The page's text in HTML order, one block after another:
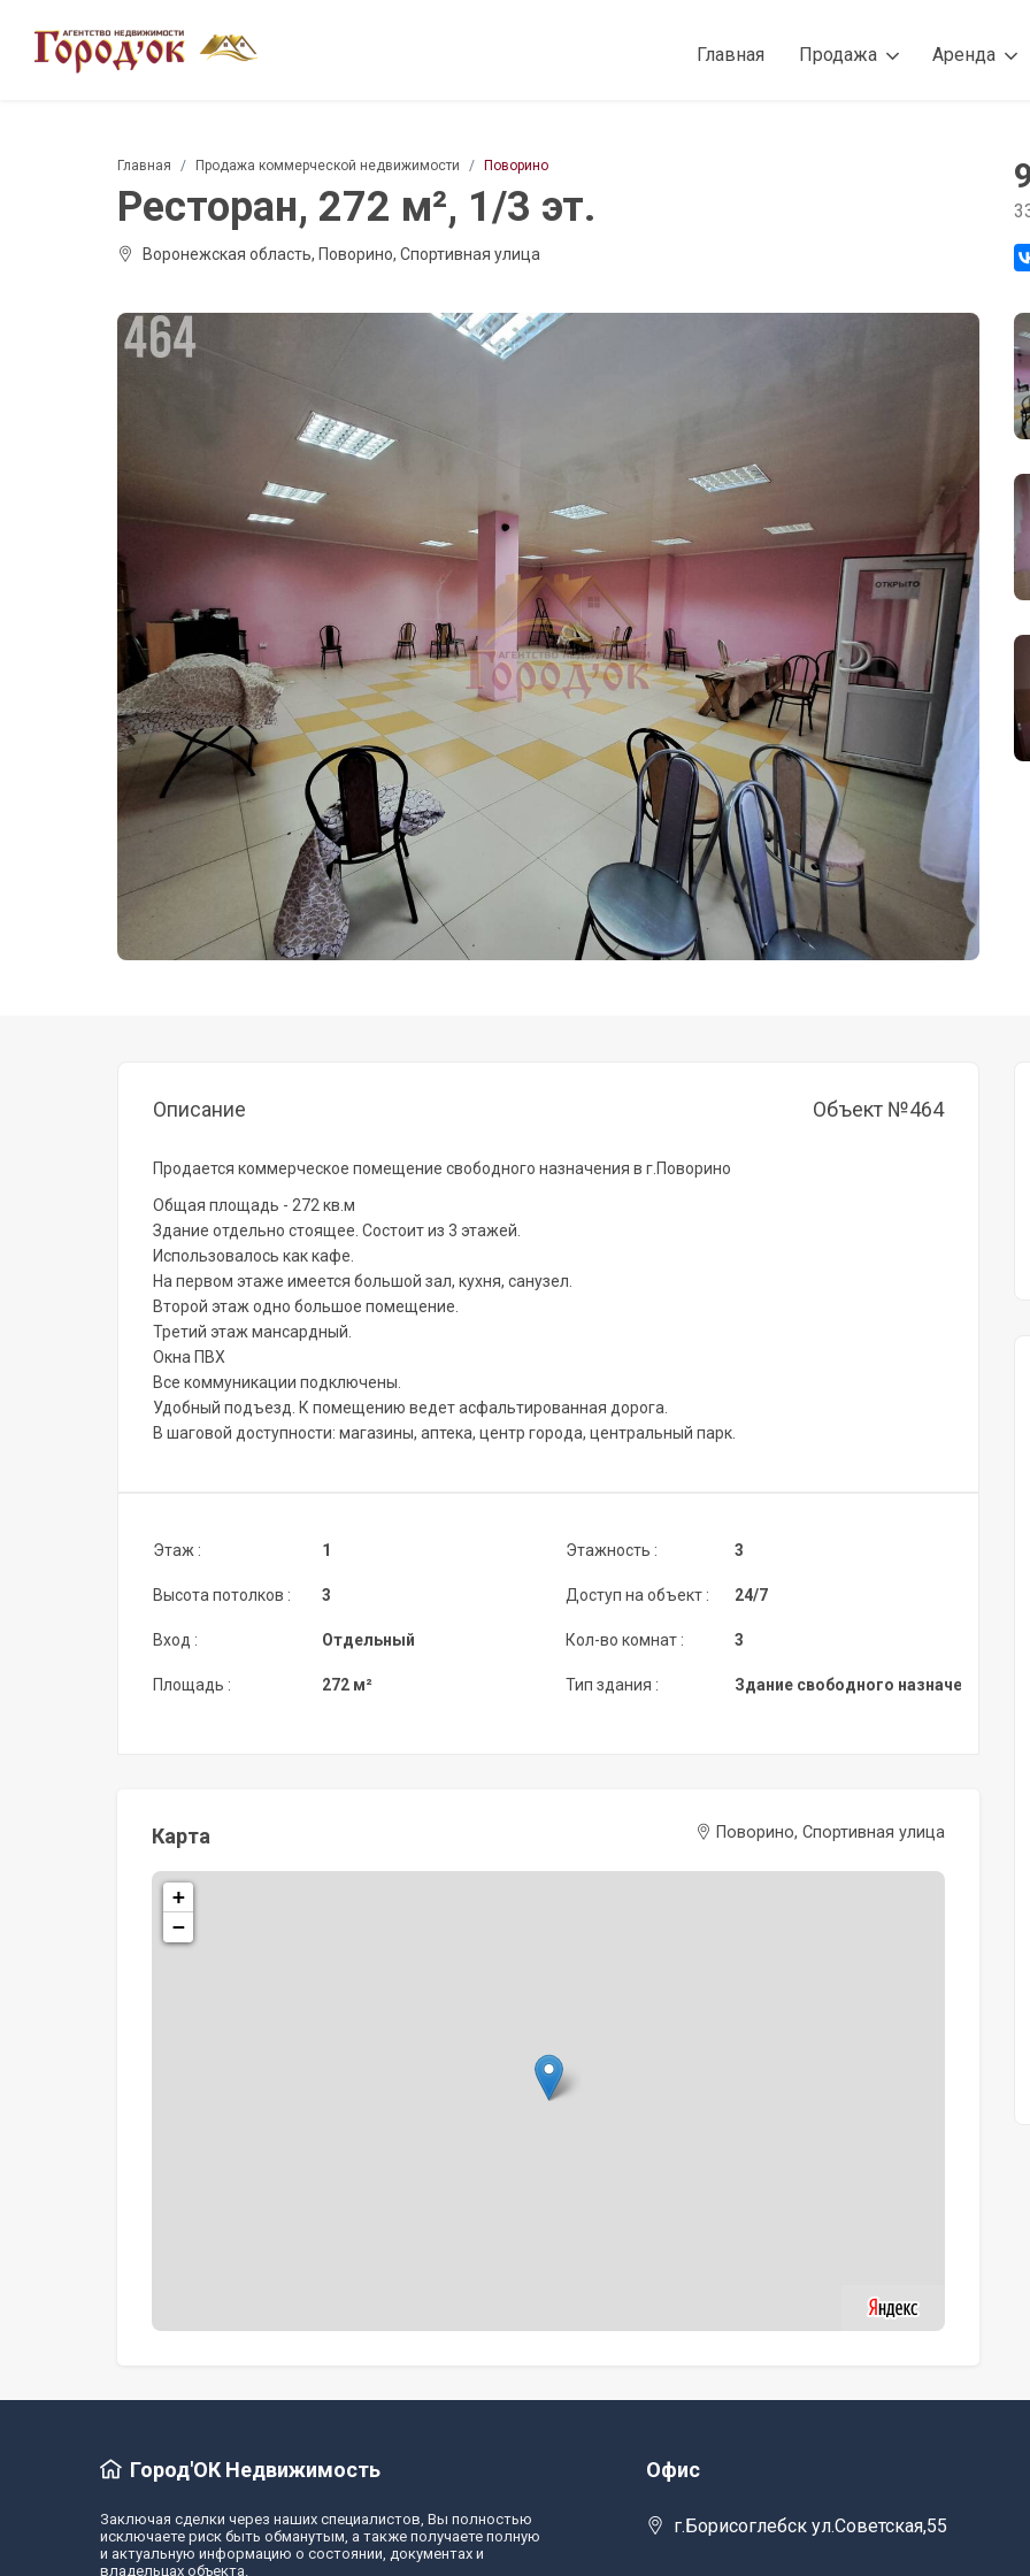
Главная Продажа Аренда
Главная Продажа коммерческой недвижимости Поворино
Ресторан, 272 м², 1/3 эт.
Воронежская область, Поворино, Спортивная улица
Описание Объект №464
Продается коммерческое помещение свободного назначения в г.Поворино
Общая площадь - 272 кв.м
Здание отдельно стоящее. Состоит из 3 этажей.
Использовалось как кафе.
На первом этаже имеется большой зал, кухня, санузел.
Второй этаж одно большое помещение.
Третий этаж мансардный.
Окна ПВХ
Все коммуникации подключены.
Удобный подъезд. К помещению ведет асфальтированная дорога.
В шаговой доступности: магазины, аптека, центр города, центральный парк.
Этаж :
Высота потолков :
Вход :
Площадь :
1
3
Отдельный
272 м²
Этажность :
Доступ на объект :
Кол-во комнат :
Тип здания :
3
24/7
3
Здание свободного назначения
Карта Поворино, Спортивная улица
+
−
Город'ОК Недвижимость
Заключая сделки через наших специалистов, Вы полностью
исключаете риск быть обманутым, а также получаете полную
и актуальную информацию о состоянии, документах и
владельцах объекта.
Офис
г.Борисоглебск ул.Советская,55